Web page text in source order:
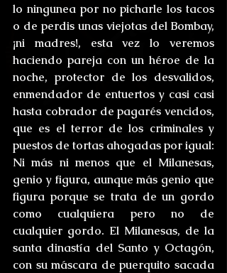
lo ningunea por no picharle los tacos
o de perdis unas viejotas del Bombay,
¡ni madres!, esta vez lo veremos
haciendo pareja con un héroe de la
noche, protector de los desvalidos,
enmendador de entuertos y casi casi
hasta cobrador de pagarés vencidos,
que es el terror de los criminales y
puestos de tortas ahogadas por igual:
Ni más ni menos que el Milanesas,
genio y figura, aunque más genio que
figura porque se trata de un gordo
como cualquiera pero no de
cualquier gordo. El Milanesas, de la
santa dinastía del Santo y Octagón,
con su máscara de puerquito sacada